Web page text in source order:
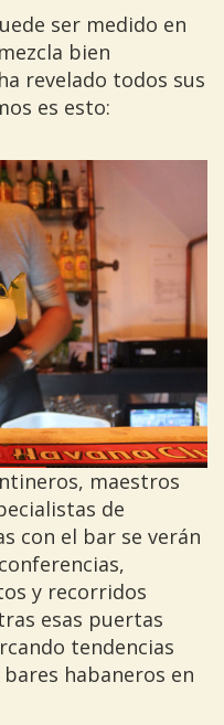
ser medido en
bien
revelado todos sus
es esto:
maestros
de
con el bar se verán
y recorridos
esas puertas
tendencias
habaneros en